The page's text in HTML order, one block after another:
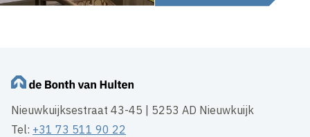
Nieuwkuijksestraat 43-45 | 5253 AD Nieuwkuijk
Tel: +31 73 511 90 22